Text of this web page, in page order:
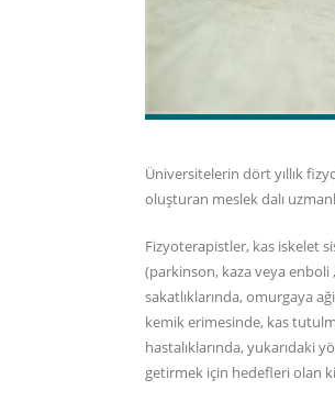
Üniversitelerin dört yıllık
oluşturan meslek dalı
Fizyoterapistler, kas iskelet
(parkinson, kaza veya
sakatlıklarında, omurgaya
kemik erimesinde, kas
hastalıklarında, yukarıdaki
getirmek için hedefleri olan